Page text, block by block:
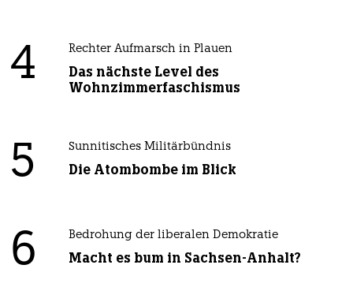
4 Rechter Aufmarsch in Plauen
Das nächste Level des
Wohnzimmerfaschismus
5 Sunnitisches Militärbündnis
Die Atombombe im Blick
6 Bedrohung der liberalen Demokratie
Macht es bum in Sachsen-Anhalt?